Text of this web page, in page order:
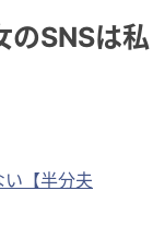
のSNSは私
【半分夫